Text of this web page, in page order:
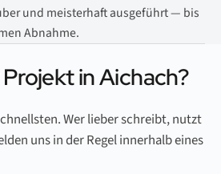
und meisterhaft ausgeführt — bis
Abnahme.
in Aichach?
Wer lieber schreibt, nutzt
uns in der Regel innerhalb eines